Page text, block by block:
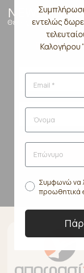
Θέλεις να μαθαίνεις
εντελώς
Καλογήρου
Συμφωνώ να
προωθητικά